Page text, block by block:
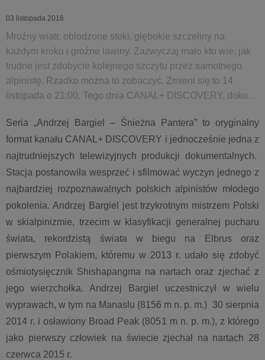
03 listopada 2016
Mroźny wiatr, oblodzone stoki, głębokie szczeliny na
każdym kroku i groźne lawiny. Zazwyczaj mało kto wie, jak
trudne jest zdobycie kolejnego szczytu przez samotnego
alpinistę. Rzadko można to zobaczyć. Zmieni się to 14
listopada o 21:00. Tego dnia CANAL+ DISCOVERY, doku...
Seria „Andrzej Bargiel – Śnieżna Pantera” to oryginalny
format kanału CANAL+ DISCOVERY i jednocześnie jedna z
najtrudniejszych telewizyjnych produkcji dokumentalnych.
Stacja postanowiła wesprzeć i sfilmować wyczyn jednego z
najbardziej rozpoznawalnych polskich alpinistów młodego
pokolenia. Andrzej Bargiel jest trzykrotnym mistrzem Polski
w skialpinizmie, trzecim w klasyfikacji generalnej pucharu
świata, rekordzistą świata w biegu na Elbrus oraz
pierwszym Polakiem, któremu w 2013 r. udało się zdobyć
ośmiotysięcznik Shishapangma na nartach oraz zjechać z
jego wierzchołka. Andrzej Bargiel uczestniczył w wielu
wyprawach, w tym na Manaslu (8156 m n. p. m.) 30 sierpnia
2014 r. i osławiony Broad Peak (8051 m n. p. m.), z którego
jako pierwszy człowiek na świecie zjechał na nartach 28
czerwca 2015 r.